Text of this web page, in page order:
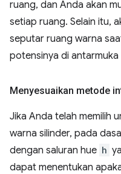
ruang, dan Anda akan
setiap ruang. Selain itu,
seputar ruang warna
potensinya di
Menyesuaikan metode
Jika Anda telah memilih
warna silinder, pada
dengan saluran hue h
dapat menentukan